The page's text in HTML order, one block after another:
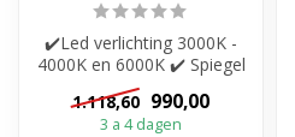
✔️Led verlichting 3000K -
4000K en 6000K ✔️ Spiegel
verwarming ✔️Touche
bedienin...
1.118,60 990,00
3 a 4 dagen